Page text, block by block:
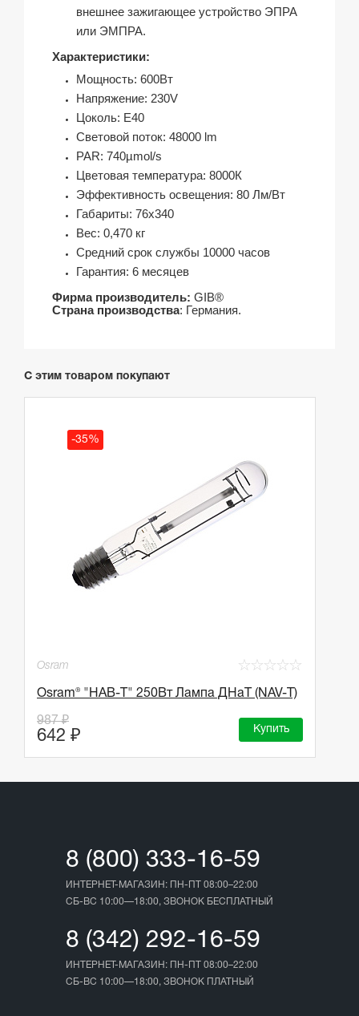
внешнее зажигающее устройство ЭПРА
или ЭМПРА.
Характеристики:
Мощность: 600Вт
Напряжение: 230V
Цоколь: Е40
Световой поток: 48000 lm
PAR: 740µmol/s
Цветовая температура: 8000К
Эффективность освещения: 80 Лм/Вт
Габариты: 76х340
Вес: 0,470 кг
Средний срок службы 10000 часов
Гарантия: 6 месяцев
Фирма производитель: GIB®
Страна производства: Германия.
С этим товаром покупают
-35%
Osram ☆
☆
☆
☆
☆
Osram® "НАВ-Т" 250Вт Лампа ДНаТ (NAV-T)
987 ₽
642 ₽ Купить
8 (800) 333-16-59
ИНТЕРНЕТ-МАГАЗИН: ПН-ПТ 08:00–22:00
СБ-ВС 10:00—18:00, ЗВОНОК БЕСПЛАТНЫЙ
8 (342) 292-16-59
ИНТЕРНЕТ-МАГАЗИН: ПН-ПТ 08:00–22:00
СБ-ВС 10:00—18:00, ЗВОНОК ПЛАТНЫЙ